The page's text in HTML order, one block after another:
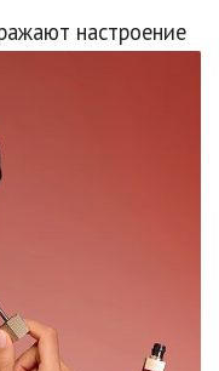
настроение